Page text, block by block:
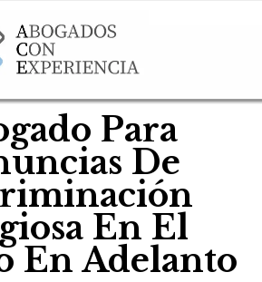
Para
De
En El
En Adelanto